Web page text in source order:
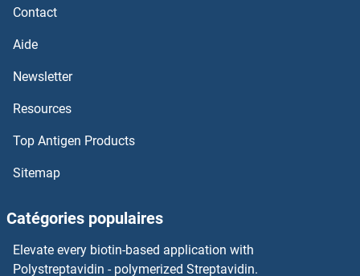
SPA17 Anticorps
SP9 Anticorps
SP8 Anticorps
SP6 Anticorps
SP5 Anticorps
Contact
Aide
Newsletter
Resources
Top Antigen Products
Sitemap
Catégories populaires
Elevate every biotin-based application with
Polystreptavidin - polymerized Streptavidin.